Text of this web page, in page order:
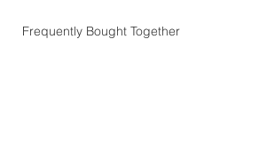
Frequently Bought Together